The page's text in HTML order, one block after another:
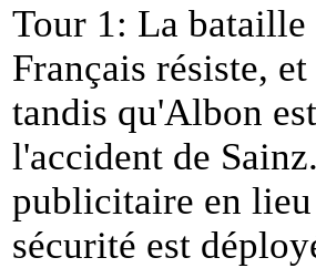
Tour 1: La bataille
Français résiste,
tandis qu'Albon
l'accident de
publicitaire en
sécurité est